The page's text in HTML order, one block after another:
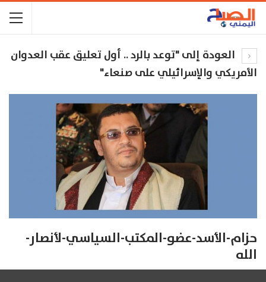
العودة إلى "توعد بالرد .. أول تعليق عقب العدوان
الأمريكي والإسرائيلي على صنعاء"
حزام-الأسد-عضو-المكتب-السياسي-لأنصار-
الله